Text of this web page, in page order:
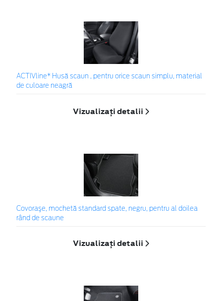
ACTIVline* Husă scaun , pentru orice scaun simplu, material
de culoare neagră
Vizualizați detalii
Covoraşe, mochetă standard spate, negru, pentru al doilea
rând de scaune
Vizualizați detalii